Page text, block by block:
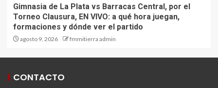
Gimnasia de La Plata vs Barracas Central, por el
Torneo Clausura, EN VIVO: a qué hora juegan,
formaciones y dónde ver el partido
agosto 9, 2026 fmmitierra admin
CONTACTO